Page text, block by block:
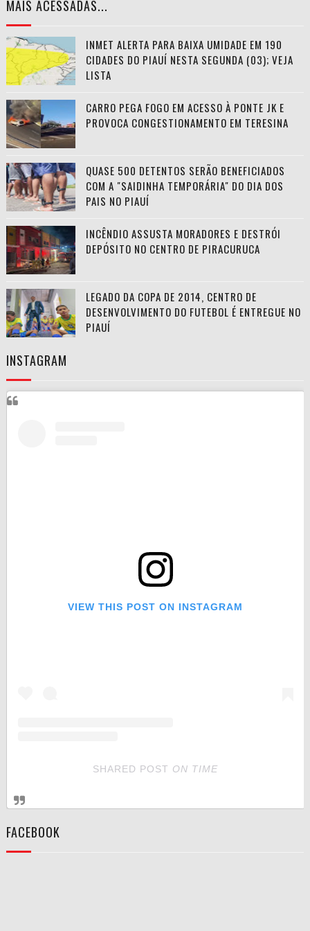
MAIS ACESSADAS...
INMET ALERTA PARA BAIXA UMIDADE EM 190
CIDADES DO PIAUÍ NESTA SEGUNDA (03); VEJA
LISTA
CARRO PEGA FOGO EM ACESSO À PONTE JK E
PROVOCA CONGESTIONAMENTO EM TERESINA
QUASE 500 DETENTOS SERÃO BENEFICIADOS
COM A "SAIDINHA TEMPORÁRIA" DO DIA DOS
PAIS NO PIAUÍ
INCÊNDIO ASSUSTA MORADORES E DESTRÓI
DEPÓSITO NO CENTRO DE PIRACURUCA
LEGADO DA COPA DE 2014, CENTRO DE
DESENVOLVIMENTO DO FUTEBOL É ENTREGUE NO
PIAUÍ
INSTAGRAM
VIEW THIS POST ON INSTAGRAM
SHARED POST ON TIME
FACEBOOK